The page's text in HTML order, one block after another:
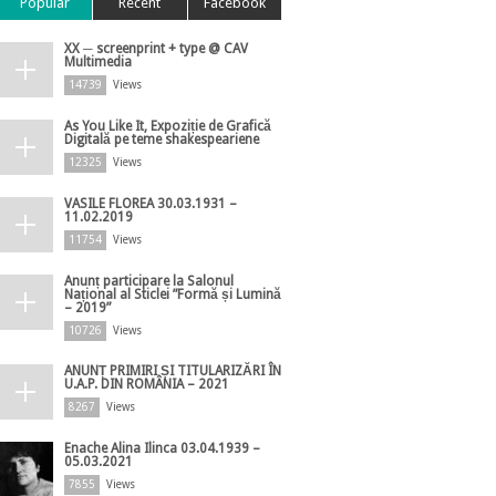
XX ─ screenprint + type @ CAV
Multimedia
14739 Views
As You Like It, Expoziție de Grafică
Digitală pe teme shakespeariene
12325 Views
VASILE FLOREA 30.03.1931 –
11.02.2019
11754 Views
Anunț participare la Salonul
Național al Sticlei ”Formă și Lumină
– 2019”
10726 Views
ANUNȚ PRIMIRI ȘI TITULARIZĂRI ÎN
U.A.P. DIN ROMÂNIA – 2021
8267 Views
Enache Alina Ilinca 03.04.1939 –
05.03.2021
7855 Views